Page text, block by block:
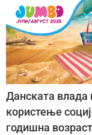
Данската влада
користење
годишна